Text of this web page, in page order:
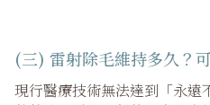
(三) 雷射除毛維持多久？
現行醫療技術無法達到「永遠